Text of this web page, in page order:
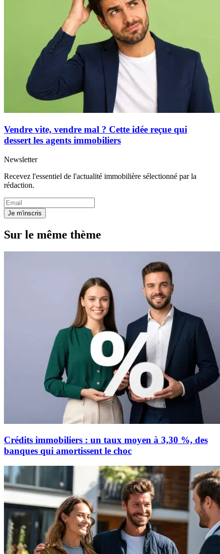
Vendre vite, vendre mal ? Cette idée reçue qui
dessert les agents immobiliers
Newsletter
Recevez l'essentiel de l'actualité immobilière sélectionné par la
rédaction.
Je m'inscris
Sur le même thème
Crédits immobiliers : un taux moyen à 3,30 %, des
banques qui amortissent le choc